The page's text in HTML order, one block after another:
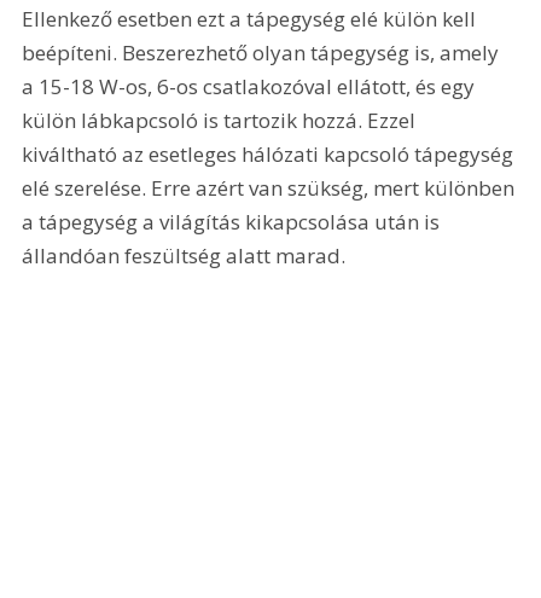
Ellenkező esetben ezt a tápegység elé külön kell
beépíteni. Beszerezhető olyan tápegység is, amely
a 15-18 W-os, 6-os csatlakozóval ellátott, és egy
külön lábkapcsoló is tartozik hozzá. Ezzel
kiváltható az esetleges hálózati kapcsoló tápegység
elé szerelése. Erre azért van szükség, mert különben
a tápegység a világítás kikapcsolása után is
állandóan feszültség alatt marad.